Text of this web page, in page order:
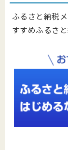
ふるさと納税
すすめふるさ